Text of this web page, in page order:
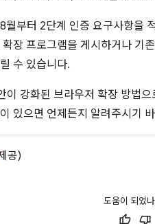
부터 2단계 인증 요구사항을
장 프로그램을 게시하거나 기
수 있습니다.
강화된 브라우저 확장 방법
있으면 언제든지 알려주시기
공)
도움이 되었